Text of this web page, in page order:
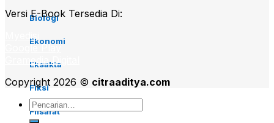
Biologi
Ekonomi
Eksakta
Fiksi
Filsafat
Versi E-Book Tersedia Di:
Myedisi
Google Play
Gramedia Digital
Copyright 2026 © citraaditya.com
Pencarian
untuk: